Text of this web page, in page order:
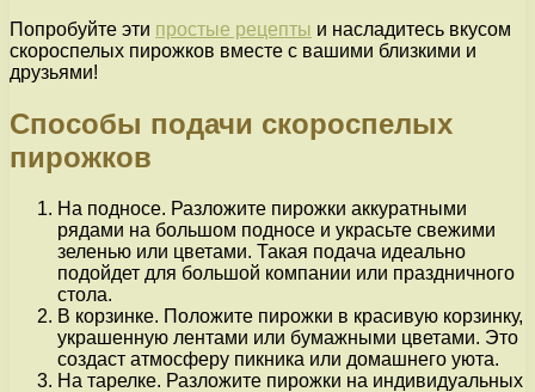
Попробуйте эти простые рецепты и насладитесь вкусом
скороспелых пирожков вместе с вашими близкими и
друзьями!
Способы подачи скороспелых
пирожков
На подносе. Разложите пирожки аккуратными
рядами на большом подносе и украсьте свежими
зеленью или цветами. Такая подача идеально
подойдет для большой компании или праздничного
стола.
В корзинке. Положите пирожки в красивую корзинку,
украшенную лентами или бумажными цветами. Это
создаст атмосферу пикника или домашнего уюта.
На тарелке. Разложите пирожки на индивидуальных